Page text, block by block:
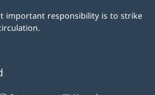
important responsibility is to strike